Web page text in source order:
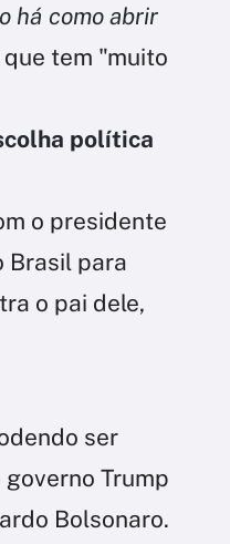
há como abrir
tem "muito
política
o presidente
Brasil para
o pai dele,
ser
Trump
Bolsonaro.